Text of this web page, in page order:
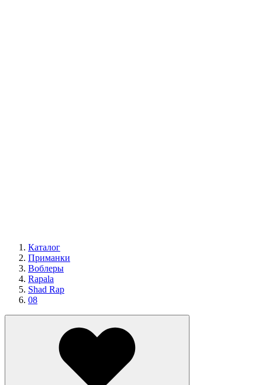
Каталог
Приманки
Воблеры
Rapala
Shad Rap
08